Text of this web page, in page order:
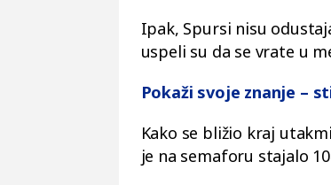
Ipak, Spursi nisu
uspeli su da se vrate u
Pokaži svoje znanje –
Kako se bližio kraj
je na semaforu stajalo